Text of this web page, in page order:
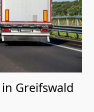
Greifswald